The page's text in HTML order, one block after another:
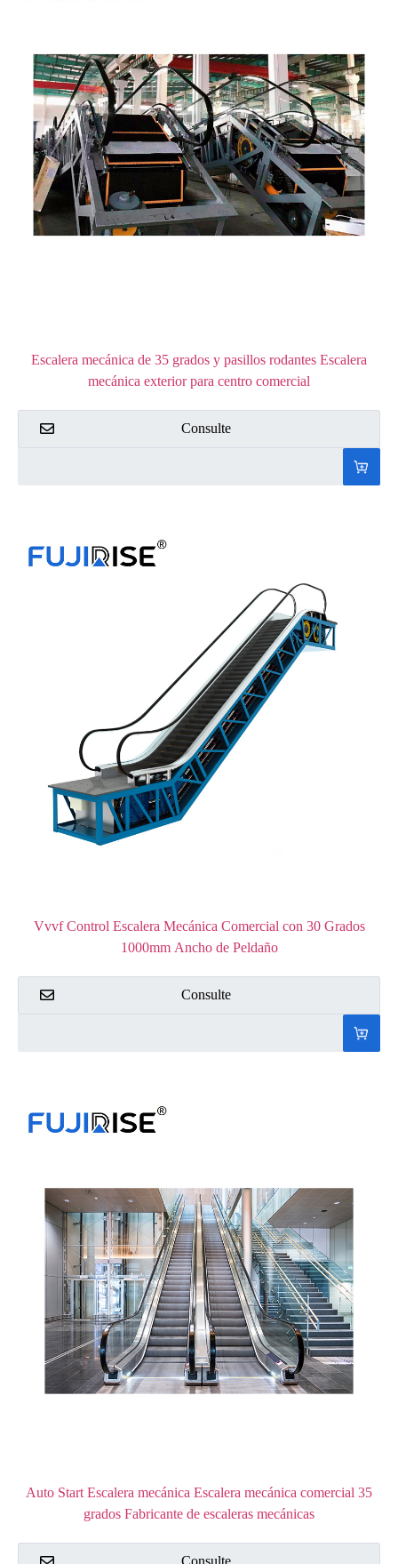
Escalera mecánica de 35 grados y pasillos rodantes Escalera
mecánica exterior para centro comercial
Consulte
Vvvf Control Escalera Mecánica Comercial con 30 Grados
1000mm Ancho de Peldaño
Consulte
Auto Start Escalera mecánica Escalera mecánica comercial 35
grados Fabricante de escaleras mecánicas
Consulte